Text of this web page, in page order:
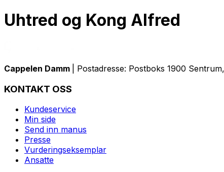
Uhtred og Kong Alfred
Cappelen Damm | Postadresse: Postboks 1900
KONTAKT OSS
Kundeservice
Min side
Send inn manus
Presse
Vurderingseksemplar
Ansatte